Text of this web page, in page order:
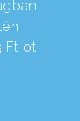
Ft-ot